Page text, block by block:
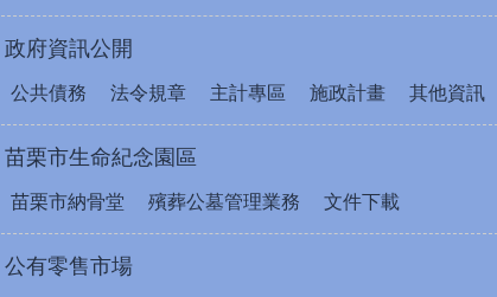
政府資訊公開
公共債務 法令規章 主計專區 施政計畫 其他資訊
苗栗市生命紀念園區
苗栗市納骨堂 殯葬公墓管理業務 文件下載
公有零售市場